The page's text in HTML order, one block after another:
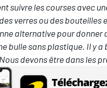
suivre les courses avec
verres ou des
alternative pour donner
bulle sans plastique. Il y
devons être dans les